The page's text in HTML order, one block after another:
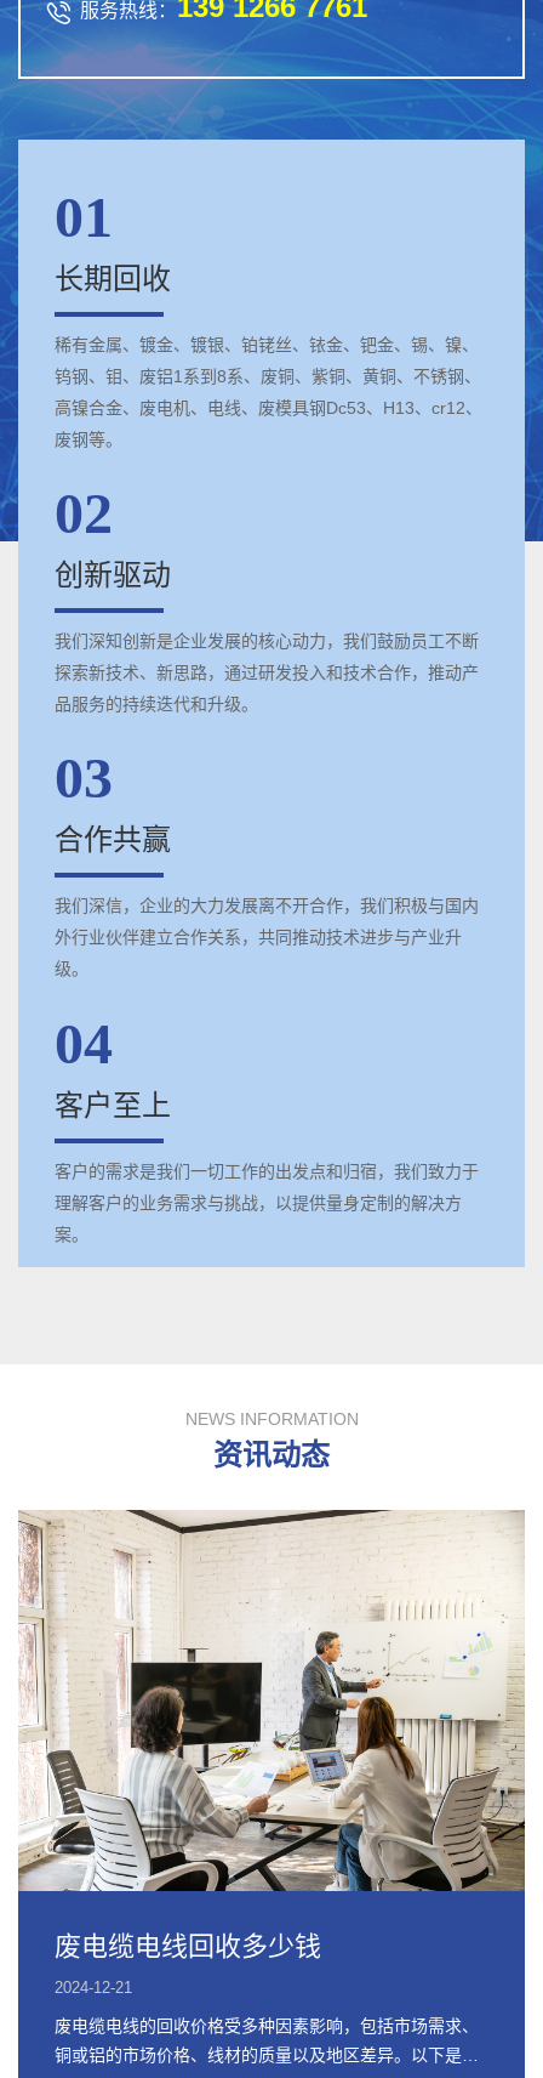
 服务热线：
01
长期回收
稀有金属、镀金、镀银、铂铑丝、铱金、钯金、锡、镍、
钨钢、钼、废铝1系到8系、废铜、紫铜、黄铜、不锈钢、
高镍合金、废电机、电线、废模具钢Dc53、H13、cr12、
废钢等。
02
创新驱动
我们深知创新是企业发展的核心动力，我们鼓励员工不断
探索新技术、新思路，通过研发投入和技术合作，推动产
品服务的持续迭代和升级。
03
合作共赢
我们深信，企业的大力发展离不开合作，我们积极与国内
外行业伙伴建立合作关系，共同推动技术进步与产业升
级。
04
客户至上
客户的需求是我们一切工作的出发点和归宿，我们致力于
理解客户的业务需求与挑战，以提供量身定制的解决方
案。
NEWS INFORMATION
资讯动态
废电缆电线回收多少钱
2024-12-21
废电缆电线的回收价格受多种因素影响，包括市场需求、
铜或铝的市场价格、线材的质量以及地区差异。以下是关